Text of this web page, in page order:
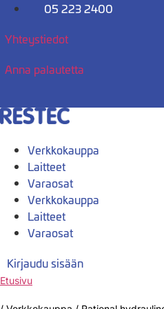
Mene
05 223 2400
Yhteystiedot
Anna palautetta
Verkkokauppa
Laitteet
Varaosat
Verkkokauppa
Laitteet
Varaosat
Kirjaudu sisään
Etusivu